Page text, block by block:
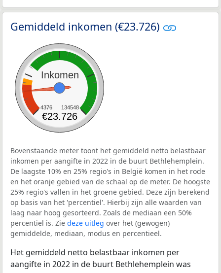
Gemiddeld inkomen (€23.726)
Inkomen
4376 134548
€23.726
Bovenstaande meter toont het gemiddeld netto belastbaar
inkomen per aangifte in 2022 in de buurt Bethlehemplein.
De laagste 10% en 25% regio's in België komen in het rode
en het oranje gebied van de schaal op de meter. De hoogste
25% regio's vallen in het groene gebied. Deze zijn berekend
op basis van het 'percentiel'. Hierbij zijn alle waarden van
laag naar hoog gesorteerd. Zoals de mediaan een 50%
percentiel is. Zie deze uitleg over het (gewogen)
gemiddelde, mediaan, modus en percentieel.
Het gemiddeld netto belastbaar inkomen per
aangifte in 2022 in de buurt Bethlehemplein was